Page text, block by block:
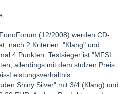
(12/2008) werden CD-
nach 2 Kriterien: "Klang" und
4 Punkten. Testsieger ist "MFSL
allerdings mit dem stolzen Preis
Leistungsverhältnis
Shiny Silver" mit 3/4 (Klang) und